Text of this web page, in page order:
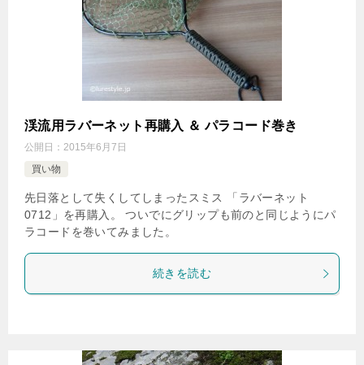
渓流用ラバーネット再購入 ＆ パラコード巻き
公開日： 2015年6月7日
買い物
先日落として失くしてしまったスミス 「ラバーネット
0712」を再購入。 ついでにグリップも前のと同じようにパ
ラコードを巻いてみました。
続きを読む